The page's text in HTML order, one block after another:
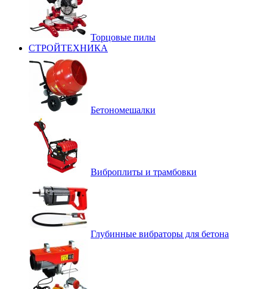
Торцовые пилы
СТРОЙТЕХНИКА
Бетономешалки
Виброплиты и трамбовки
Глубинные вибраторы для бетона